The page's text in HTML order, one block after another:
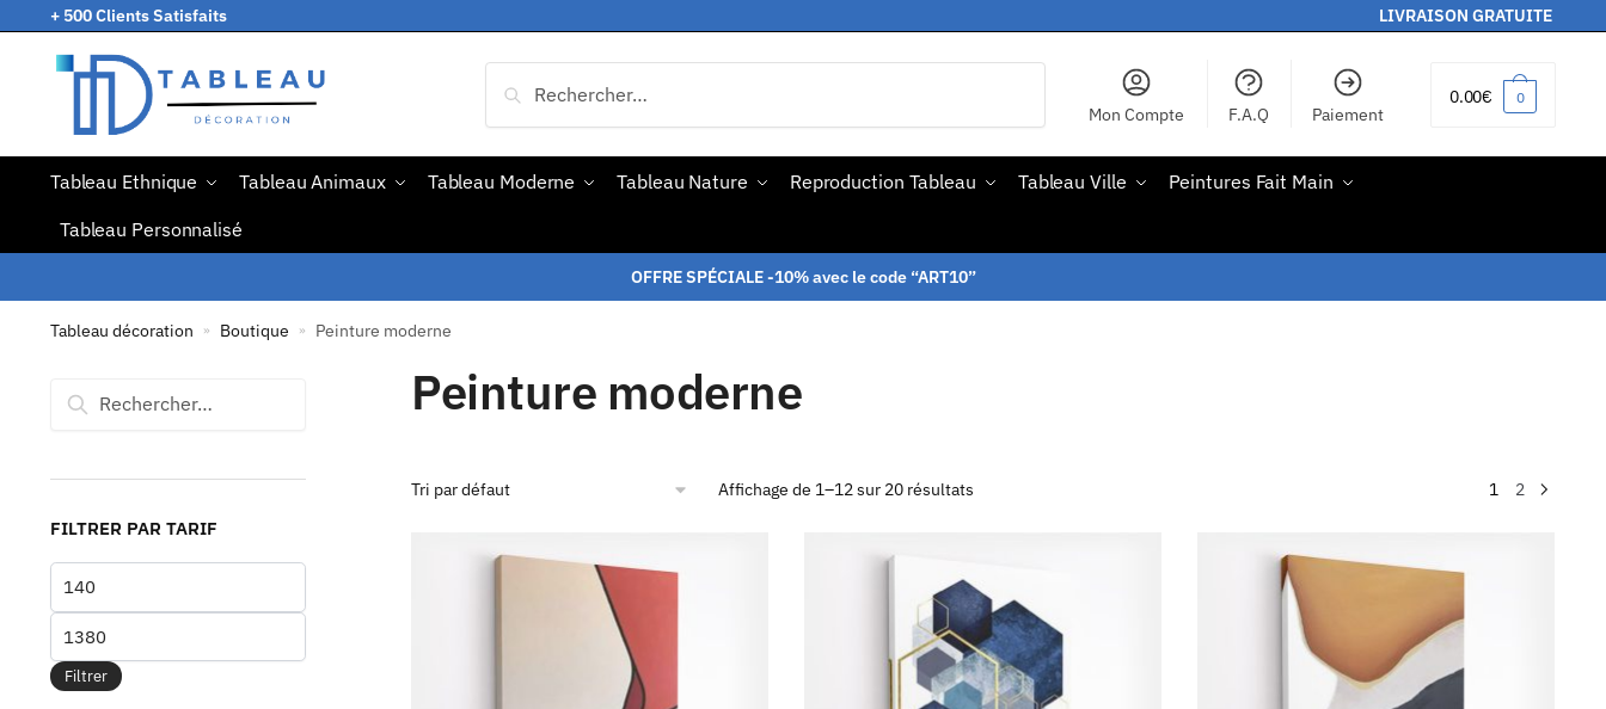
+ 500 Clients Satisfaits LIVRAISON GRATUITE
Mon Compte F.A.Q Paiement
0.00€ 0
Tableau Ethnique Tableau Animaux Tableau Moderne Tableau Nature Reproduction Tableau Tableau Ville
Peintures Fait Main
Tableau Personnalisé
OFFRE SPÉCIALE -10% avec le code “ART10”
Tableau décoration » Boutique » Peinture moderne
Peinture moderne
Affichage de 1–12 sur 20 résultats 1 2
FILTRER PAR TARIF
Filtrer